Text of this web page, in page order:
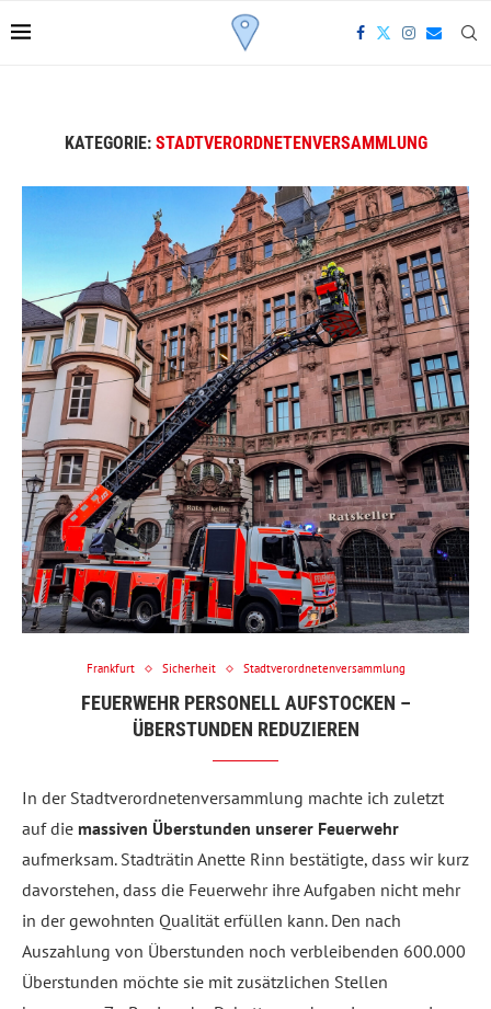
KATEGORIE: STADTVERORDNETENVERSAMMLUNG
Frankfurt Sicherheit Stadtverordnetenversammlung
FEUERWEHR PERSONELL AUFSTOCKEN –
ÜBERSTUNDEN REDUZIEREN
In der Stadtverordnetenversammlung machte ich zuletzt
auf die massiven Überstunden unserer Feuerwehr
aufmerksam. Stadträtin Anette Rinn bestätigte, dass wir kurz
davorstehen, dass die Feuerwehr ihre Aufgaben nicht mehr
in der gewohnten Qualität erfüllen kann. Den nach
Auszahlung von Überstunden noch verbleibenden 600.000
Überstunden möchte sie mit zusätzlichen Stellen